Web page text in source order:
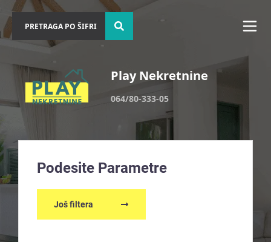
Play Nekretnine
064/80-333-05
Podesite Parametre
Još filtera